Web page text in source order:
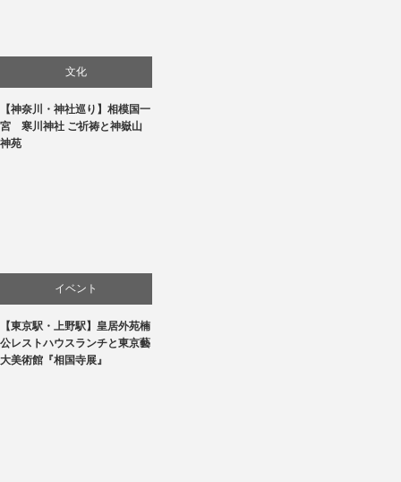
文化
旅行
【神奈川・神社巡り】相模国一
宮 寒川神社 ご祈祷と神嶽山
神苑
イベント
文化
【東京駅・上野駅】皇居外苑楠
公レストハウスランチと東京藝
大美術館『相国寺展』